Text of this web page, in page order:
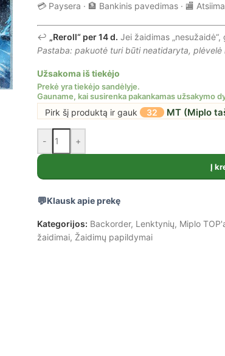
💳 Paysera · 🏦 Bankinis pavedimas · 🏬
↩️ „Reroll“ per 14 d. Jei žaidimas
Pastaba: pakuotė turi būti neatidaryta, plėvelė
Užsakoma iš tiekėjo
Pirk šį produktą ir gauk 32 MT (Miplo
- +
Į
Klausk apie prekę
Kategorijos: Backorder, Lenktynių, Miplo
žaidimai, Žaidimų papildymai